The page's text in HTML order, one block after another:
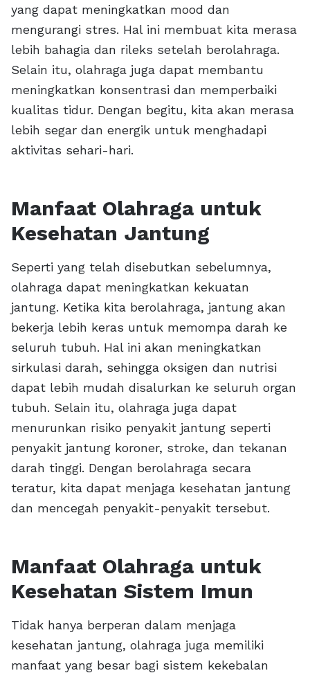
yang dapat meningkatkan mood dan
mengurangi stres. Hal ini membuat kita merasa
lebih bahagia dan rileks setelah berolahraga.
Selain itu, olahraga juga dapat membantu
meningkatkan konsentrasi dan memperbaiki
kualitas tidur. Dengan begitu, kita akan merasa
lebih segar dan energik untuk menghadapi
aktivitas sehari-hari.
Manfaat Olahraga untuk
Kesehatan Jantung
Seperti yang telah disebutkan sebelumnya,
olahraga dapat meningkatkan kekuatan
jantung. Ketika kita berolahraga, jantung akan
bekerja lebih keras untuk memompa darah ke
seluruh tubuh. Hal ini akan meningkatkan
sirkulasi darah, sehingga oksigen dan nutrisi
dapat lebih mudah disalurkan ke seluruh organ
tubuh. Selain itu, olahraga juga dapat
menurunkan risiko penyakit jantung seperti
penyakit jantung koroner, stroke, dan tekanan
darah tinggi. Dengan berolahraga secara
teratur, kita dapat menjaga kesehatan jantung
dan mencegah penyakit-penyakit tersebut.
Manfaat Olahraga untuk
Kesehatan Sistem Imun
Tidak hanya berperan dalam menjaga
kesehatan jantung, olahraga juga memiliki
manfaat yang besar bagi sistem kekebalan